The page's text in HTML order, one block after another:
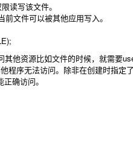
读写该文件。
文件可以被其他应用写入。
他资源比如文件的时候，就需要
程序无法访问。除非在创建时指定了
确访问。